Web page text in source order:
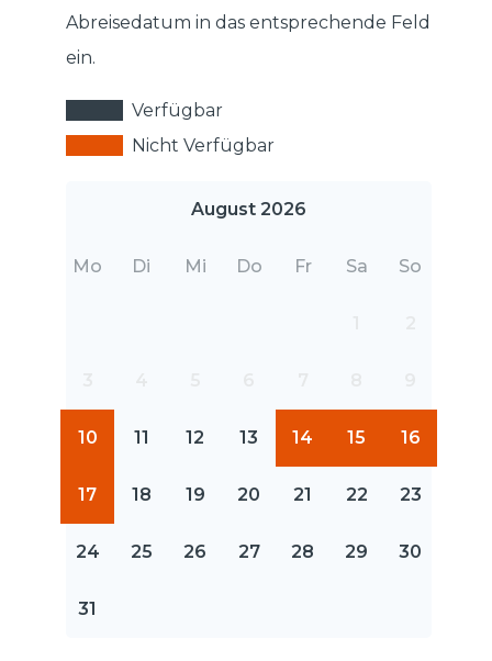
Abreisedatum in das entsprechende Feld
ein.
Verfügbar
Nicht Verfügbar
August 2026
Mo Di Mi Do Fr Sa So
10 11 12 13 14 15 16
17 18 19 20 21 22 23
24 25 26 27 28 29 30
31